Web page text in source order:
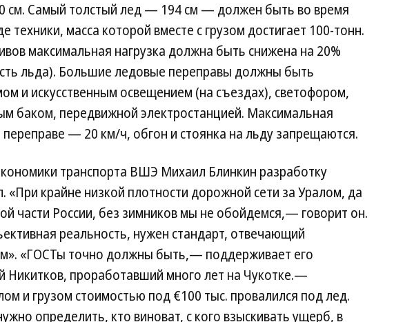
см. Самый толстый лед — 194 см — должен быть во время
техники, масса которой вместе с грузом достигает 100-тонн.
максимальная нагрузка должна быть снижена на 20%
льда). Большие ледовые переправы должны быть
и искусственным освещением (на съездах), светофором,
баком, передвижной электростанцией. Максимальная
переправе — 20 км/ч, обгон и стоянка на льду запрещаются.
транспорта ВШЭ Михаил Блинкин разработку
«При крайне низкой плотности дорожной сети за Уралом, да
части России, без зимников мы не обойдемся,— говорит он.
реальность, нужен стандарт, отвечающий
«ГОСТы точно должны быть,— поддерживает его
Никитков, проработавший много лет на Чукотке.—
и грузом стоимостью под €100 тыс. провалился под лед.
определить, кто виноват, с кого взыскивать ущерб, в